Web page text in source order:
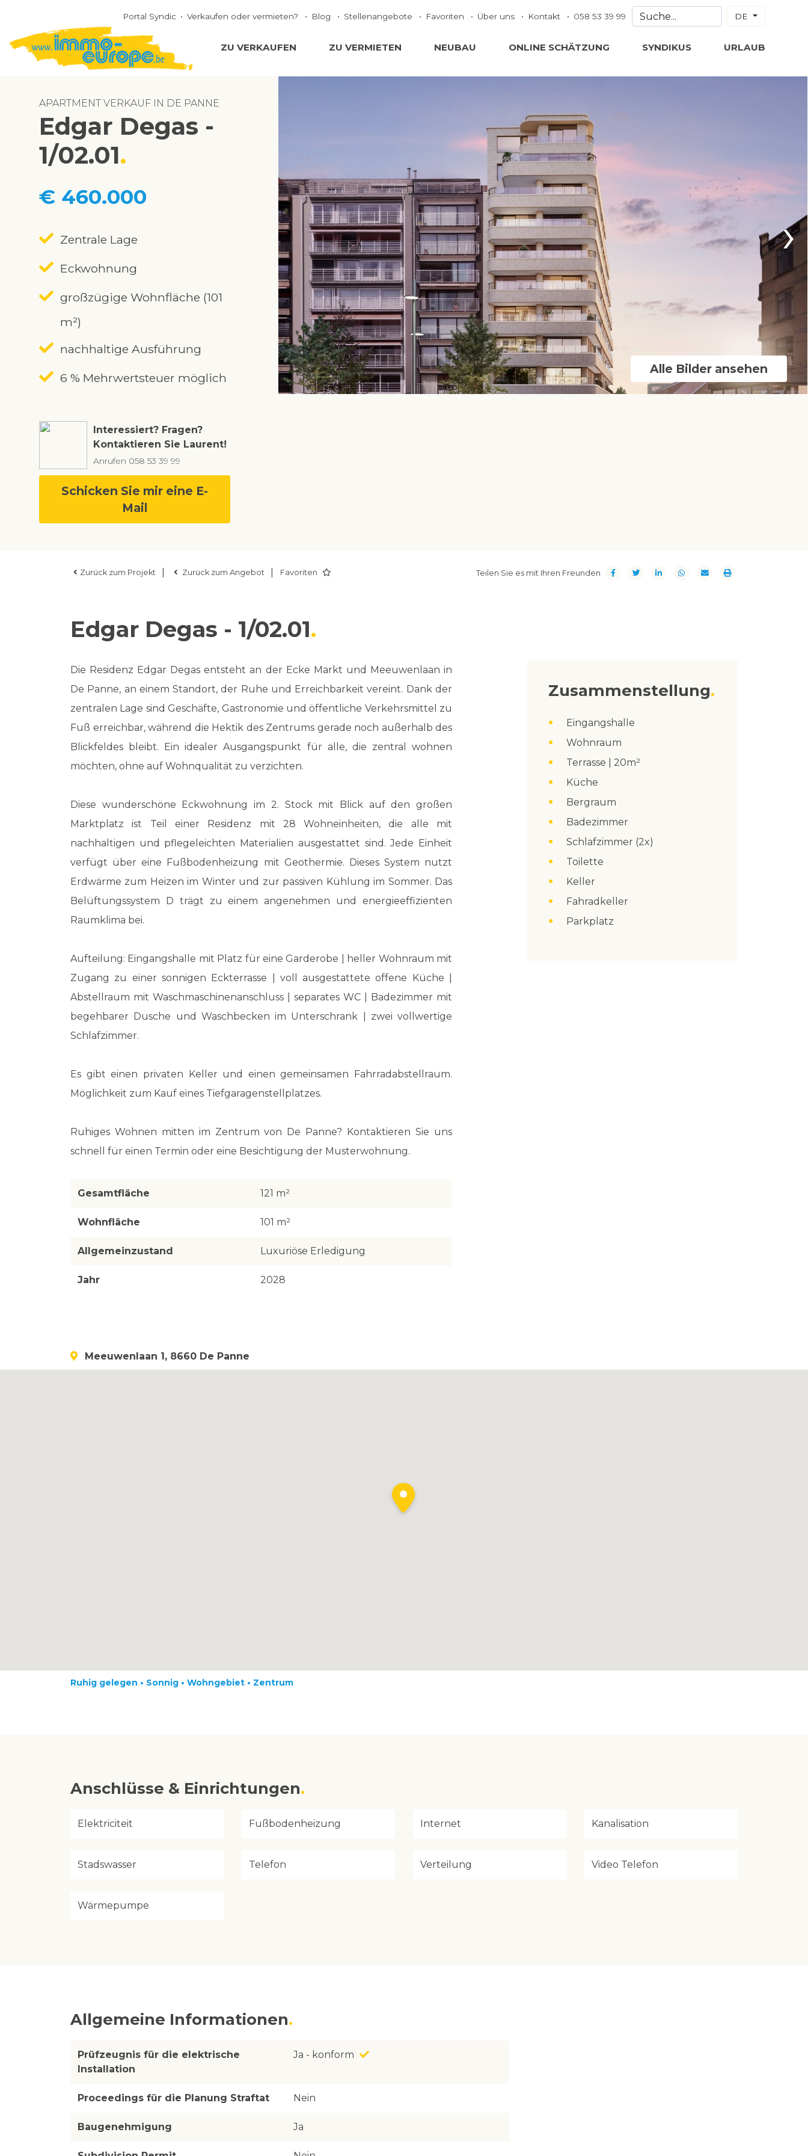
Portal Syndic Verkaufen oder vermieten? Blog Stellenangebote Favoriten Über uns Kontakt 058 53 39 99 DE
ZU VERKAUFEN ZU VERMIETEN NEUBAU ONLINE SCHÄTZUNG SYNDIKUS URLAUB
›
Alle Bilder ansehen
APARTMENT VERKAUF IN DE PANNE
Edgar Degas -
1/02.01
€ 460.000
Zentrale Lage
Eckwohnung
großzügige Wohnfläche (101
m²)
nachhaltige Ausführung
6 % Mehrwertsteuer möglich
Interessiert? Fragen?
Kontaktieren Sie Laurent!
Anrufen 058 53 39 99
Schicken Sie mir eine E-
Mail
Zurück zum Projekt Zurück zum Angebot Favoriten Teilen Sie es mit Ihren Freunden
Edgar Degas - 1/02.01
Die Residenz Edgar Degas entsteht an der Ecke Markt und Meeuwenlaan in
De Panne, an einem Standort, der Ruhe und Erreichbarkeit vereint. Dank der
zentralen Lage sind Geschäfte, Gastronomie und öffentliche Verkehrsmittel zu
Fuß erreichbar, während die Hektik des Zentrums gerade noch außerhalb des
Blickfeldes bleibt. Ein idealer Ausgangspunkt für alle, die zentral wohnen
möchten, ohne auf Wohnqualität zu verzichten.
Diese wunderschöne Eckwohnung im 2. Stock mit Blick auf den großen
Marktplatz ist Teil einer Residenz mit 28 Wohneinheiten, die alle mit
nachhaltigen und pflegeleichten Materialien ausgestattet sind. Jede Einheit
verfügt über eine Fußbodenheizung mit Geothermie. Dieses System nutzt
Erdwärme zum Heizen im Winter und zur passiven Kühlung im Sommer. Das
Belüftungssystem D trägt zu einem angenehmen und energieeffizienten
Raumklima bei.
Aufteilung: Eingangshalle mit Platz für eine Garderobe | heller Wohnraum mit
Zugang zu einer sonnigen Eckterrasse | voll ausgestattete offene Küche |
Abstellraum mit Waschmaschinenanschluss | separates WC | Badezimmer mit
begehbarer Dusche und Waschbecken im Unterschrank | zwei vollwertige
Schlafzimmer.
Es gibt einen privaten Keller und einen gemeinsamen Fahrradabstellraum.
Möglichkeit zum Kauf eines Tiefgaragenstellplatzes.
Ruhiges Wohnen mitten im Zentrum von De Panne? Kontaktieren Sie uns
schnell für einen Termin oder eine Besichtigung der Musterwohnung.
Gesamtfläche 121 m²
Wohnfläche 101 m²
Allgemeinzustand Luxuriöse Erledigung
Jahr 2028
Zusammenstellung
Eingangshalle
Wohnraum
Terrasse | 20m²
Küche
Bergraum
Badezimmer
Schlafzimmer (2x)
Toilette
Keller
Fahradkeller
Parkplatz
Meeuwenlaan 1, 8660 De Panne
Ruhig gelegen • Sonnig • Wohngebiet • Zentrum
Anschlüsse & Einrichtungen
Elektriciteit Fußbodenheizung Internet Kanalisation
Stadswasser Telefon Verteilung Video Telefon
Wärmepumpe
Allgemeine Informationen
Prüfzeugnis für die elektrische
Installation
Ja - konform
Proceedings für die Planung Straftat Nein
Baugenehmigung Ja